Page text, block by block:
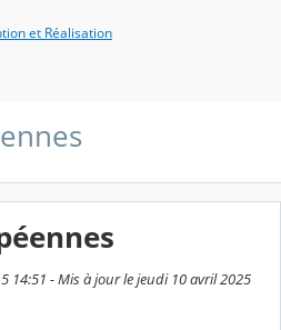
et Réalisation
14:51 - Mis à jour le jeudi 10 avril 2025